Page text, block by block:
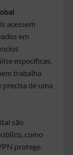
acessem
em
específicas.
trabalha
de uma
são
como
protege